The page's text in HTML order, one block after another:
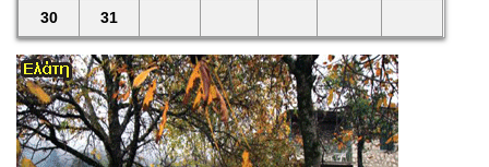
30 31